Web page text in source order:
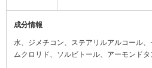
成分情報
水、ジメチコン、ステアリルアルコール
ムクロリド、ソルビトール、アーモンドタ